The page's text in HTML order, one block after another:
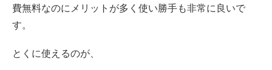
費無料なのにメリットが多く使い勝手も非常に良いで
す。
とくに使えるのが、